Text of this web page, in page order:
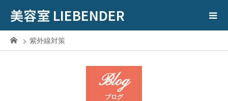
美容室 LIEBENDER
紫外線対策
Blog
ブログ